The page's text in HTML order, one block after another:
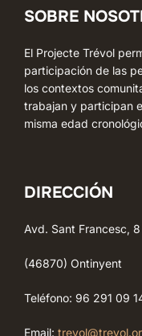
SOBRE
El Projecte Trévol
participación de las
los contextos
trabajan y participan
misma edad
DIRECCIÓN
Avd. Sant Francesc, 8
(46870) Ontinyent
Teléfono: 96 291 09
Email: